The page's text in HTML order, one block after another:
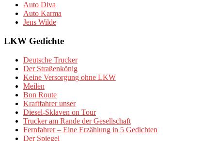
Auto Diva
Auto Karma
Jens Wilde
LKW Gedichte
Deutsche Trucker
Der Straßenkönig
Keine Versorgung ohne LKW
Meilen
Bon Route
Kraftfahrer unser
Diesel-Sklaven on Tour
Trucker am Rande der Gesellschaft
Fernfahrer – Eine Erzählung in 5 Gedichten
Der Spiegel